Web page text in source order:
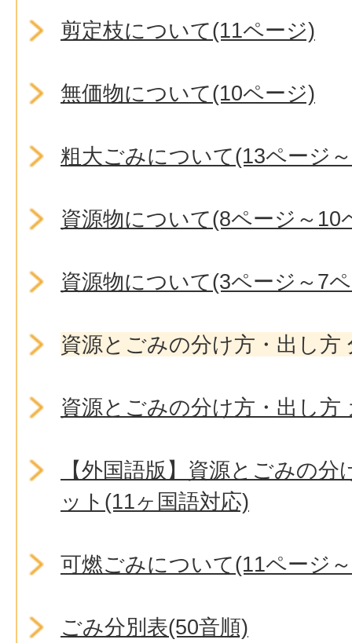
剪定枝について(11ページ)
無価物について(10ページ)
粗大ごみについて(13ページ
資源物について(8ページ～10
資源物について(3ページ～7
資源とごみの分け方・出し方
資源とごみの分け方・出し方
【外国語版】資源とごみの
ット(11ヶ国語対応)
可燃ごみについて(11ページ
ごみ分別表(50音順)